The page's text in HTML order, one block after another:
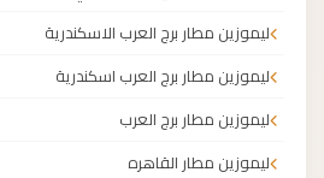
ليموزين مطار برج العرب الاسكندرية
ليموزين مطار برج العرب اسكندرية
ليموزين مطار برج العرب
ليموزين مطار القاهره